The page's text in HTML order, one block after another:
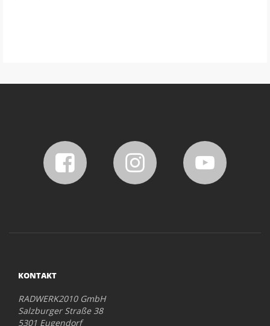
KONTAKT
RADWERK2010 GmbH
Salzburger Straße 38
5301 Eugendorf